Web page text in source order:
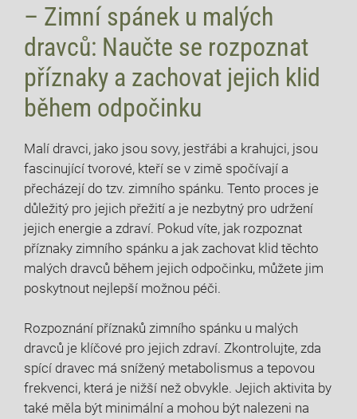
– Zimní spánek u malých
dravců: Naučte se rozpoznat
příznaky a zachovat jejich klid
během odpočinku
Malí dravci, jako jsou sovy, jestřábi a krahujci, jsou
fascinující tvorové, kteří se v zimě spočívají a
přecházejí do tzv. zimního spánku. Tento proces je
důležitý pro jejich přežití a je nezbytný pro udržení
jejich energie a zdraví. Pokud víte, jak rozpoznat
příznaky zimního spánku a jak zachovat klid těchto
malých dravců během jejich odpočinku, můžete jim
poskytnout nejlepší možnou péči.
Rozpoznání příznaků zimního spánku u malých
dravců je klíčové pro jejich zdraví. Zkontrolujte, zda
spící dravec má snížený metabolismus a tepovou
frekvenci, která je nižší než obvykle. Jejich aktivita by
také měla být minimální a mohou být nalezeni na